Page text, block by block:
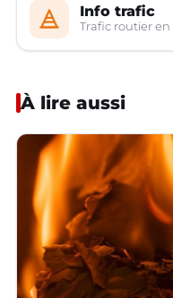
Info trafic
Trafic routier
À lire aussi